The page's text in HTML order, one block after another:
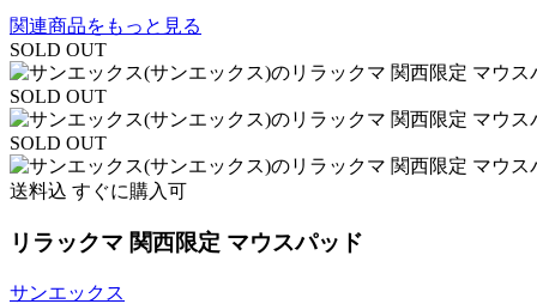
関連商品をもっと見る
SOLD OUT
SOLD OUT
SOLD OUT
送料込 すぐに購入可
リラックマ 関西限定 マウスパッド
サンエックス